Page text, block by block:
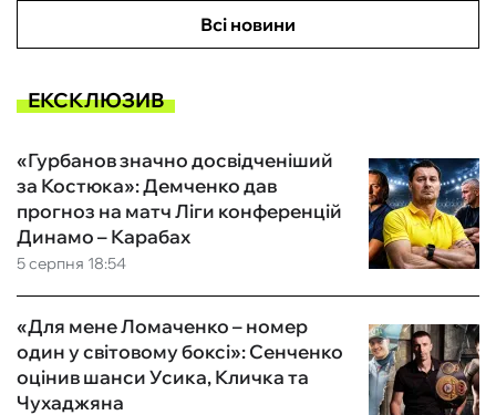
Всі новини
ЕКСКЛЮЗИВ
5 серпня 18:54
«Гурбанов значно досвідченіший
за Костюка»: Демченко дав
прогноз на матч Ліги конференцій
Динамо – Карабах
«Для мене Ломаченко – номер
один у світовому боксі»: Сенченко
оцінив шанси Усика, Кличка та
Чухаджяна